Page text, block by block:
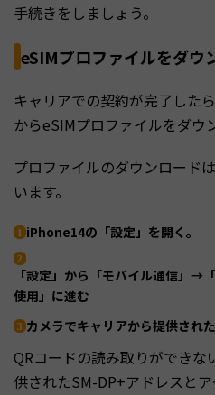
手続きをしましょう。
eSIMプロファイルをダウ
キャリアでの契約が完了した
からeSIMプロファイルをダウ
プロファイルのダウンロード
います。
iPhone14の「設定」を開く。
「設定」から「モバイル通信」→
使用」に進む
カメラでキャリアから提供され
QRコードの読み取りができな
供されたSM-DP+アドレスと